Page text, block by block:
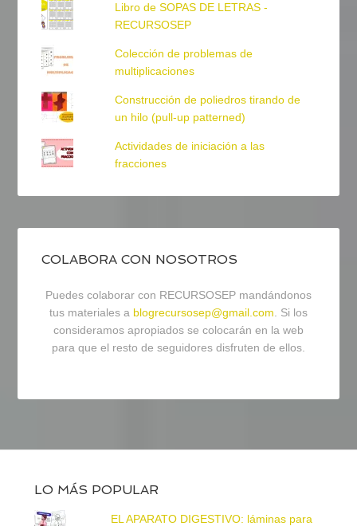
Libro de SOPAS DE LETRAS -
RECURSOSEP
Colección de problemas de
multiplicaciones
Construcción de poliedros tirando de
un hilo (pull-up patterned)
Actividades de iniciación a las
fracciones
COLABORA CON NOSOTROS
Puedes colaborar con RECURSOSEP mandándonos
tus materiales a blogrecursosep@gmail.com. Si los
consideramos apropiados se colocarán en la web
para que el resto de seguidores disfruten de ellos.
LO MÁS POPULAR
EL APARATO DIGESTIVO: láminas para